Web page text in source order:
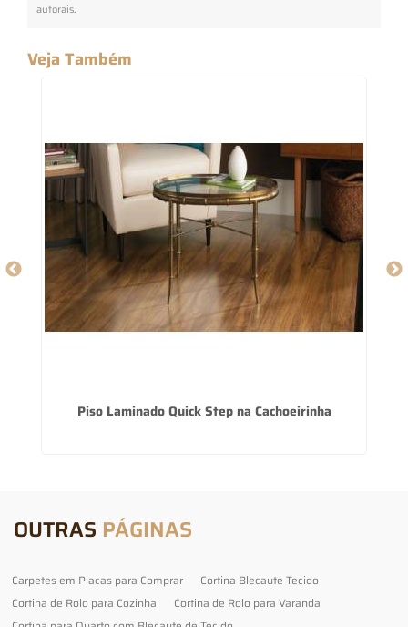
autorais.
Veja Também
Piso Laminado Quick Step na Cachoeirinha
OUTRAS PÁGINAS
Carpetes em Placas para Comprar
Cortina Blecaute Tecido
Cortina de Rolo para Cozinha
Cortina de Rolo para Varanda